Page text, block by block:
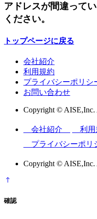
アドレスが間違って
ください。
トップページに戻る
会社紹介
利用規約
プライバシーポリシ
お問い合わせ
Copyright © AISE,Inc.
会社紹介
利
プライバシーポ
Copyright © AISE,Inc.
確認